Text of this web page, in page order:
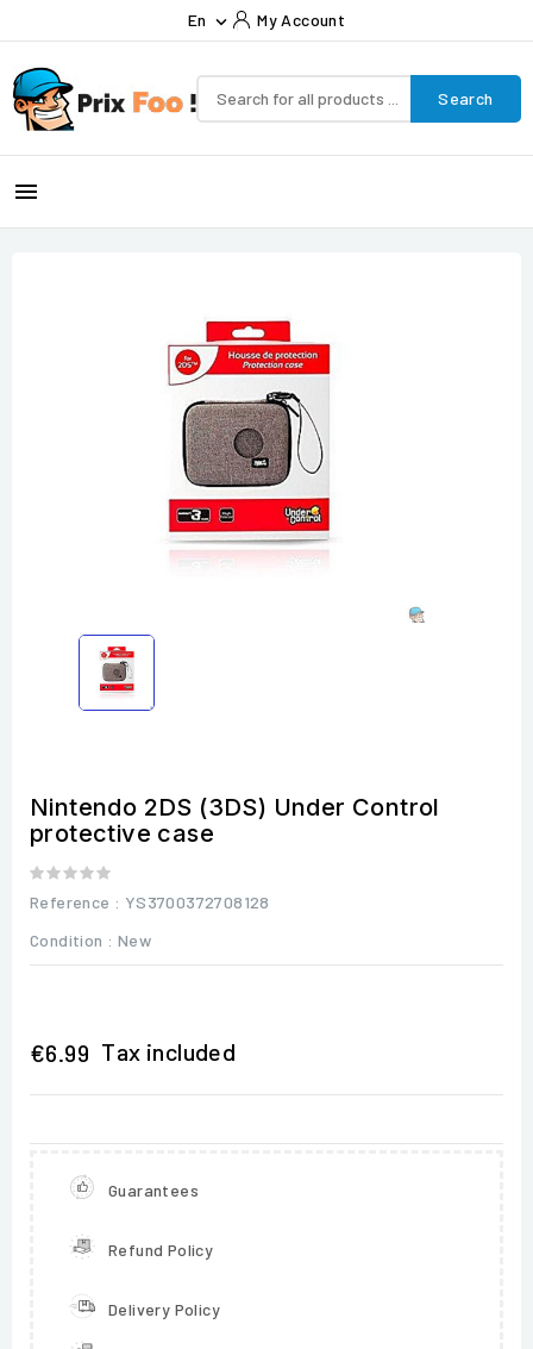
En  My Account
Search

Nintendo 2DS (3DS) Under Control
protective case
Reference : YS3700372708128
Condition : New
€6.99 Tax included
Guarantees
Refund Policy
Delivery Policy